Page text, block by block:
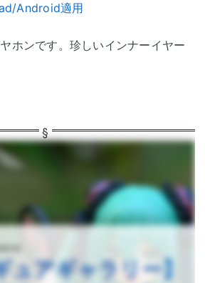
Android適用
ホンです。珍しいインナーイヤー
ュアギャラリー】